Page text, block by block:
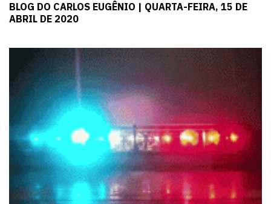
BLOG DO CARLOS EUGÊNIO | QUARTA-FEIRA, 15 DE
ABRIL DE 2020